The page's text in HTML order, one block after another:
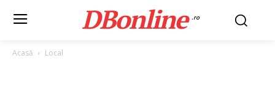
DBonline .ro
Acasă Local